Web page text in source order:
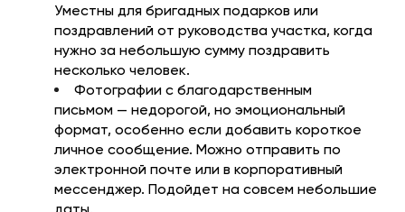
Уместны для бригадных подарков или
поздравлений от руководства участка, когда
нужно за небольшую сумму поздравить
несколько человек.
Фотографии с благодарственным
письмом — недорогой, но эмоциональный
формат, особенно если добавить короткое
личное сообщение. Можно отправить по
электронной почте или в корпоративный
мессенджер. Подойдет на совсем небольшие